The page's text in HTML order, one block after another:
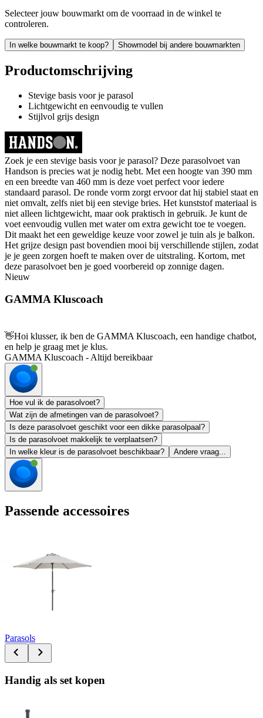
Selecteer jouw bouwmarkt om de voorraad in de winkel te
controleren.
In welke bouwmarkt te koop? Showmodel bij andere bouwmarkten
Productomschrijving
Stevige basis voor je parasol
Lichtgewicht en eenvoudig te vullen
Stijlvol grijs design
Zoek je een stevige basis voor je parasol? Deze parasolvoet van
Handson is precies wat je nodig hebt. Met een hoogte van 390 mm
en een breedte van 460 mm is deze voet perfect voor iedere
standaard parasol. De ronde vorm zorgt ervoor dat hij stabiel staat en
niet omvalt, zelfs niet bij een stevige bries. Het kunststof materiaal is
niet alleen lichtgewicht, maar ook praktisch in gebruik. Je kunt de
voet eenvoudig vullen met water om extra gewicht toe te voegen.
Dit maakt het een geweldige keuze voor zowel je tuin als je balkon.
Het grijze design past bovendien mooi bij verschillende stijlen, zodat
je je geen zorgen hoeft te maken over de uitstraling. Kortom, met
deze parasolvoet ben je goed voorbereid op zonnige dagen.
Nieuw
GAMMA Kluscoach
👋Hoi klusser, ik ben de GAMMA Kluscoach, een handige chatbot,
en help je graag met je klus.
GAMMA Kluscoach - Altijd bereikbaar
Hoe vul ik de parasolvoet?
Wat zijn de afmetingen van de parasolvoet?
Is deze parasolvoet geschikt voor een dikke parasolpaal?
Is de parasolvoet makkelijk te verplaatsen?
In welke kleur is de parasolvoet beschikbaar?
Andere vraag...
Passende accessoires
Parasols
Handig als set kopen